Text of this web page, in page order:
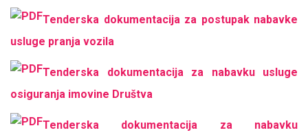
Tenderska dokumentacija za postupak nabavke
usluge pranja vozila
Tenderska dokumentacija za nabavku usluge
osiguranja imovine Društva
Tenderska dokumentacija za nabavku